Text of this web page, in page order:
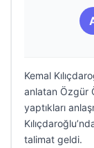
Kemal
anlatan Özgür
yaptıkları
talimat geldi.